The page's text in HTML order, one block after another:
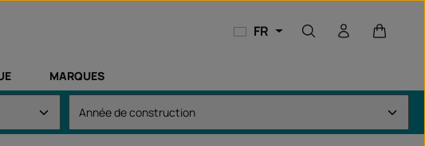
FR Le
MARQUES